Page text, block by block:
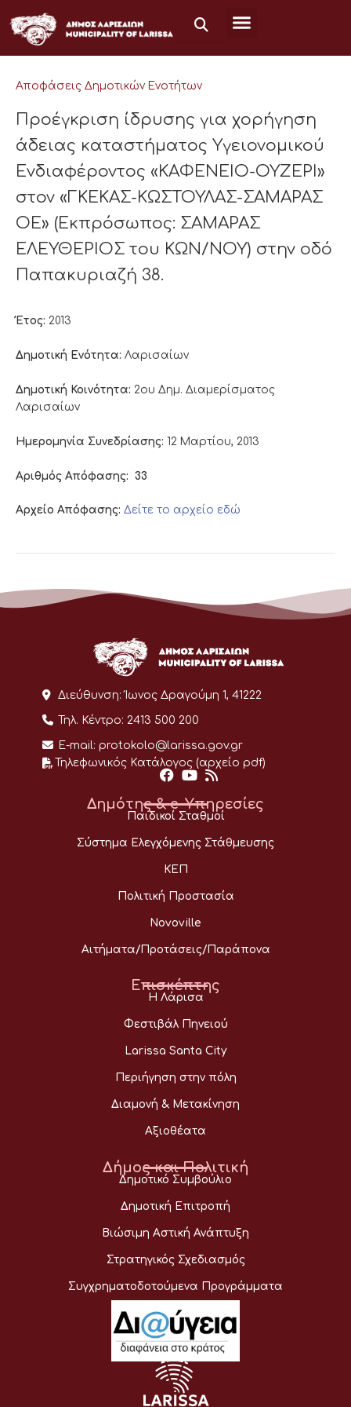
στο
περιεχόμενο
Αποφάσεις Δημοτικών Ενοτήτων
Προέγκριση ίδρυσης για χορήγηση
άδειας καταστήματος Υγειονομικού
Ενδιαφέροντος «ΚΑΦΕΝΕΙΟ-ΟΥΖΕΡΙ»
στον «ΓΚΕΚΑΣ-ΚΩΣΤΟΥΛΑΣ-ΣΑΜΑΡΑΣ
ΟΕ» (Εκπρόσωπος: ΣΑΜΑΡΑΣ
ΕΛΕΥΘΕΡΙΟΣ του ΚΩΝ/ΝΟΥ) στην οδό
Παπακυριαζή 38.
Έτος: 2013
Δημοτική Ενότητα: Λαρισαίων
Δημοτική Κοινότητα: 2ου Δημ. Διαμερίσματος
Λαρισαίων
Ημερομηνία Συνεδρίασης: 12 Μαρτίου, 2013
Αριθμός Απόφασης: 33
Αρχείο Απόφασης: Δείτε το αρχείο εδώ
Διεύθυνση: Ίωνος Δραγούμη 1, 41222
Τηλ. Κέντρο: 2413 500 200
E-mail: protokolo@larissa.gov.gr
Τηλεφωνικός Κατάλογος (αρχείο pdf)
Δημότης & e-Υπηρεσίες
Παιδικοί Σταθμοί
Σύστημα Ελεγχόμενης Στάθμευσης
ΚΕΠ
Πολιτική Προστασία
Novoville
Αιτήματα/Προτάσεις/Παράπονα
Επισκέπτης
Η Λάρισα
Φεστιβάλ Πηνειού
Larissa Santa City
Περιήγηση στην πόλη
Διαμονή & Μετακίνηση
Αξιοθέατα
Δήμος και Πολιτική
Δημοτικό Συμβούλιο
Δημοτική Επιτροπή
Βιώσιμη Αστική Ανάπτυξη
Στρατηγικός Σχεδιασμός
Συγχρηματοδοτούμενα Προγράμματα